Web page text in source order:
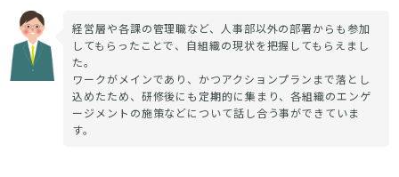
経営層や各課の管理職など、人事部以外の部署からも参加
してもらったことで、自組織の現状を把握してもらえまし
た。
ワークがメインであり、かつアクションプランまで落とし
込めたため、研修後にも定期的に集まり、各組織のエンゲ
ージメントの施策などについて話し合う事ができていま
す。